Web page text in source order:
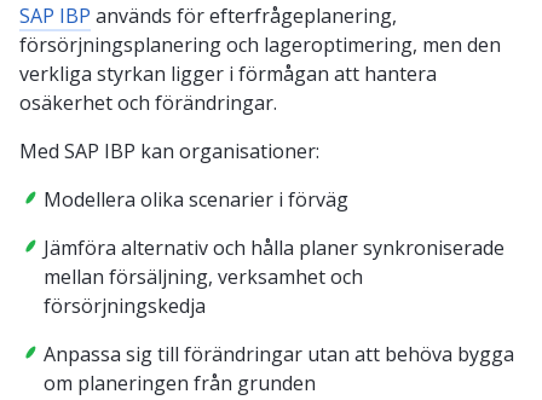
SAP IBP används för efterfrågeplanering,
försörjningsplanering och lageroptimering, men den
verkliga styrkan ligger i förmågan att hantera
osäkerhet och förändringar.
Med SAP IBP kan organisationer:
Modellera olika scenarier i förväg
Jämföra alternativ och hålla planer synkroniserade
mellan försäljning, verksamhet och
försörjningskedja
Anpassa sig till förändringar utan att behöva bygga
om planeringen från grunden